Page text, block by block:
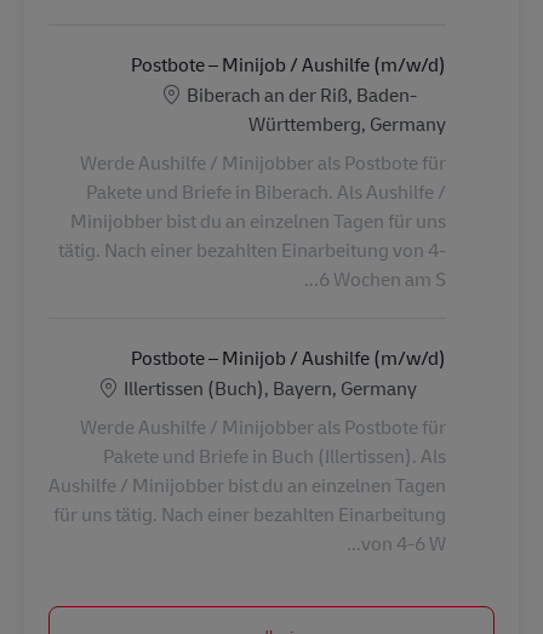
Postbote – Minijob / Aushilfe (m/w/d)
الموقع
Biberach an der Riß, Baden-
Württemberg, Germany
Werde Aushilfe / Minijobber als Postbote für
Pakete und Briefe in Biberach. Als Aushilfe /
Minijobber bist du an einzelnen Tagen für uns
tätig. Nach einer bezahlten Einarbeitung von 4-
6 Wochen am S...
Postbote – Minijob / Aushilfe (m/w/d)
الموقع
Illertissen (Buch), Bayern, Germany
Werde Aushilfe / Minijobber als Postbote für
Pakete und Briefe in Buch (Illertissen). Als
Aushilfe / Minijobber bist du an einzelnen Tagen
für uns tätig. Nach einer bezahlten Einarbeitung
von 4-6 W...